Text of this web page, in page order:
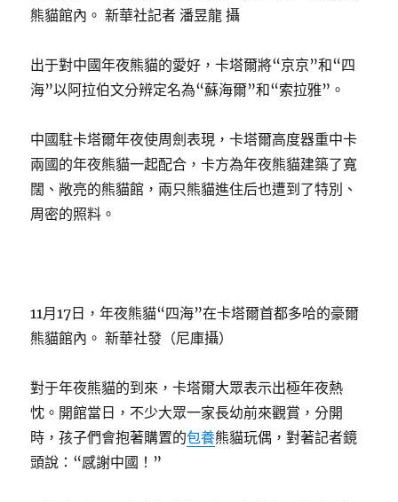
熊貓館內。 新華社記者 潘昱龍 攝
出于對中國年夜熊貓的愛好，卡塔爾將“京京”和“四
海”以阿拉伯文分辨定名為“蘇海爾”和“索拉雅”。
中國駐卡塔爾年夜使周劍表現，卡塔爾高度器重中卡
兩國的年夜熊貓一起配合，卡方為年夜熊貓建築了寬
闊、敞亮的熊貓館，兩只熊貓進住后也遭到了特別、
周密的照料。
11月17日，年夜熊貓“四海”在卡塔爾首都多哈的豪爾
熊貓館內。 新華社發（尼庫攝）
對于年夜熊貓的到來，卡塔爾大眾表示出極年夜熱
忱。開館當日，不少大眾一家長幼前來觀賞，分開
時，孩子們會抱著購置的包養熊貓玩偶，對著記者鏡
頭說：“感謝中國！”